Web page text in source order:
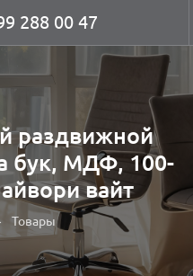
288 00 47
раздвижной
бук, МДФ, 100-
вайт
Товары